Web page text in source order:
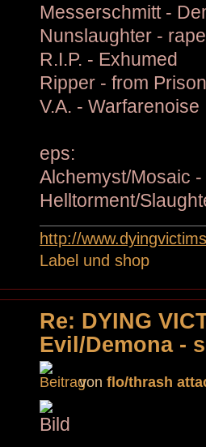
Messerschmitt -
Nunslaughter -
R.I.P. - Exhumed
Ripper - from
V.A. - Warfarenoise
eps:
Alchemyst/Mosaic -
Helltorment/
http://
Label und shop
Re: DYING
Evil/Demona -
vonflo/thrash